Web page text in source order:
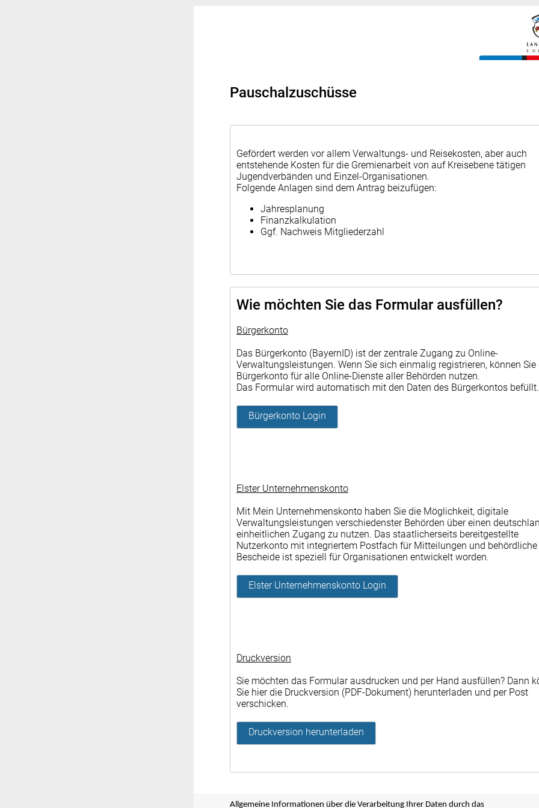
Pauschalzuschüsse
Gefördert werden vor allem Verwaltungs- und Reisekosten, aber auch
entstehende Kosten für die Gremienarbeit von auf Kreisebene tätigen
Jugendverbänden und Einzel-Organisationen.
Folgende Anlagen sind dem Antrag beizufügen:
Jahresplanung
Finanzkalkulation
Ggf. Nachweis Mitgliederzahl
Wie möchten Sie das Formular ausfüllen?
Bürgerkonto
Das Bürgerkonto (BayernID) ist der zentrale Zugang zu Online-
Verwaltungsleistungen. Wenn Sie sich einmalig registrieren, können Sie
Bürgerkonto für alle Online-Dienste aller Behörden nutzen.
Das Formular wird automatisch mit den Daten des Bürgerkontos befüllt.
Bürgerkonto Login
Elster Unternehmenskonto
Mit Mein Unternehmenskonto haben Sie die Möglichkeit, digitale
Verwaltungsleistungen verschiedenster Behörden über einen
einheitlichen Zugang zu nutzen. Das staatlicherseits bereitgestellte
Nutzerkonto mit integriertem Postfach für Mitteilungen und behördliche
Bescheide ist speziell für Organisationen entwickelt worden.
Elster Unternehmenskonto Login
Druckversion
Sie möchten das Formular ausdrucken und per Hand ausfüllen? Dann
Sie hier die Druckversion (PDF-Dokument) herunterladen und per Post
verschicken.
Druckversion herunterladen
Allgemeine Informationen über die Verarbeitung Ihrer Daten durch das